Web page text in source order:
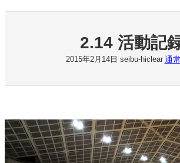
2.14 活動記
2015年2月14日 seibu-hiclear 通